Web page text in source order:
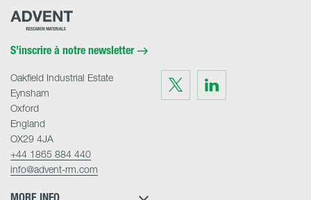
Advent
S’inscrire à notre newsletter
Visit
us
on
Twitter
Visit
on
LinkedIn
Oakfield Industrial Estate
Eynsham
Oxford
England
OX29 4JA
+44 1865 884 440
info@advent-rm.com